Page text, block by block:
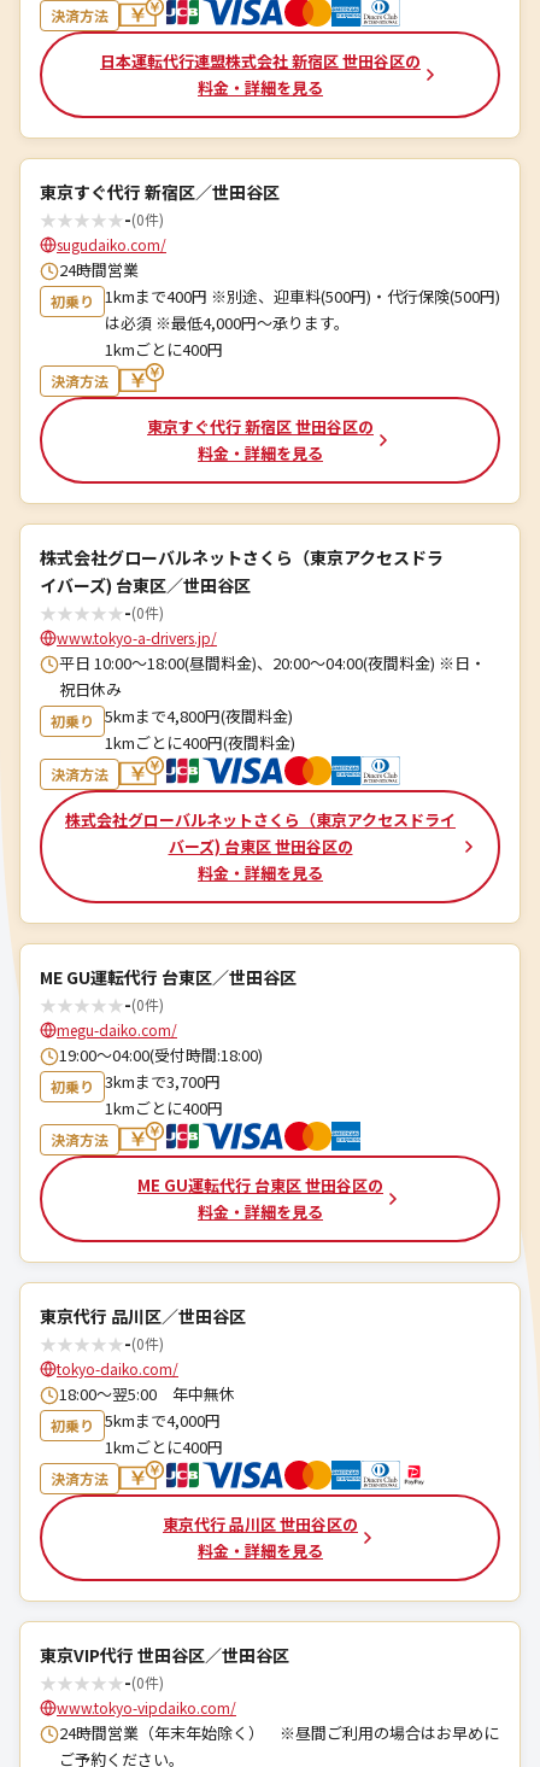
決済方法
日本運転代行連盟株式会社 新宿区 世田谷区の
料金・詳細を見る
東京すぐ代行 新宿区／世田谷区
★★★★★-(0件)
sugudaiko.com/
24時間営業
初乗り
1kmまで400円 ※別途、迎車料(500円)・代行保険(500円)
は必須 ※最低4,000円～承ります。
1kmごとに400円
決済方法
東京すぐ代行 新宿区 世田谷区の
料金・詳細を見る
株式会社グローバルネットさくら（東京アクセスドラ
イバーズ) 台東区／世田谷区
★★★★★-(0件)
www.tokyo-a-drivers.jp/
平日 10:00～18:00(昼間料金)、20:00～04:00(夜間料金) ※日・
祝日休み
初乗り
5kmまで4,800円(夜間料金)
1kmごとに400円(夜間料金)
決済方法
株式会社グローバルネットさくら（東京アクセスドライ
バーズ) 台東区 世田谷区の
料金・詳細を見る
ME GU運転代行 台東区／世田谷区
★★★★★-(0件)
megu-daiko.com/
19:00〜04:00(受付時間:18:00)
初乗り
3kmまで3,700円
1kmごとに400円
決済方法
ME GU運転代行 台東区 世田谷区の
料金・詳細を見る
東京代行 品川区／世田谷区
★★★★★-(0件)
tokyo-daiko.com/
18:00～翌5:00 年中無休
初乗り
5kmまで4,000円
1kmごとに400円
決済方法
東京代行 品川区 世田谷区の
料金・詳細を見る
東京VIP代行 世田谷区／世田谷区
★★★★★-(0件)
www.tokyo-vipdaiko.com/
24時間営業（年末年始除く） ※昼間ご利用の場合はお早めに
ご予約ください。